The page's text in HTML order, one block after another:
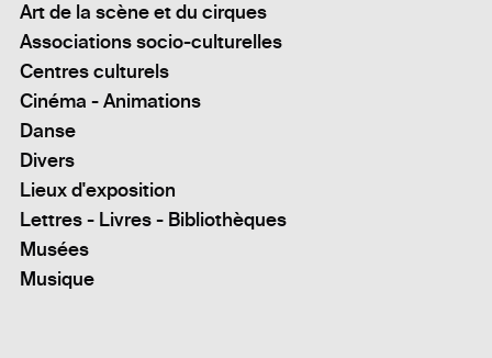
Art de la scène et du cirques
Associations socio-culturelles
Centres culturels
Cinéma - Animations
Danse
Divers
Lieux d'exposition
Lettres - Livres - Bibliothèques
Musées
Musique